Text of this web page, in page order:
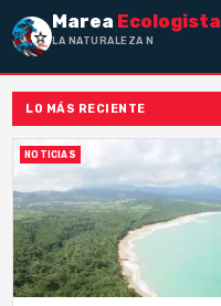
Marea Ecologista
LA NATURALEZA NO HA
LO MÁS RECIENTE
NOTICIAS